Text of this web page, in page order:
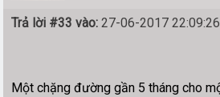
Trả lời #33 vào: 27-06-2017 22:09:26
Một chặng đường gần 5 tháng cho